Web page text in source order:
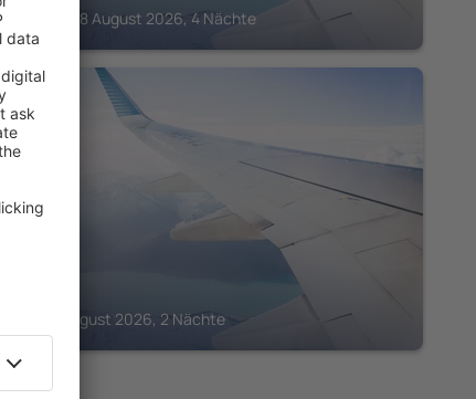
Folgarida, 18 August 2026, 4 Nächte
VAL DI SOLE
Peio, 22 August 2026, 2 Nächte